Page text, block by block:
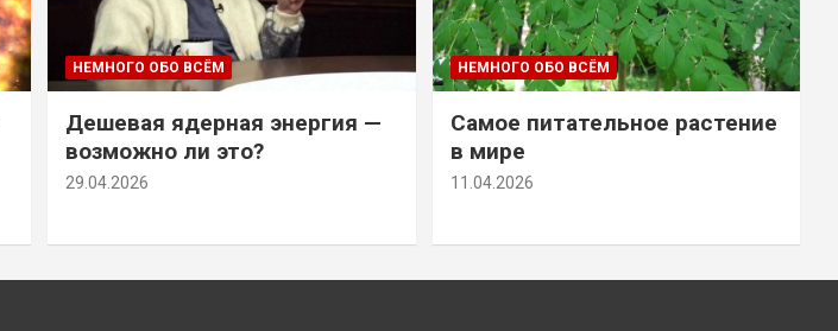
НЕМНОГО ОБО ВСЁМ
Дешевая ядерная энергия —
возможно ли это?
29.04.2026
НЕМНОГО ОБО ВСЁМ
Самое питательное растение
в мире
11.04.2026